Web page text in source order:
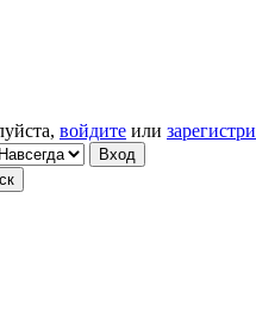
войдите или